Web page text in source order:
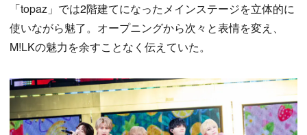
「topaz」では2階建てになったメインステージを立体的に
使いながら魅了。オープニングから次々と表情を変え、
M!LKの魅力を余すことなく伝えていた。